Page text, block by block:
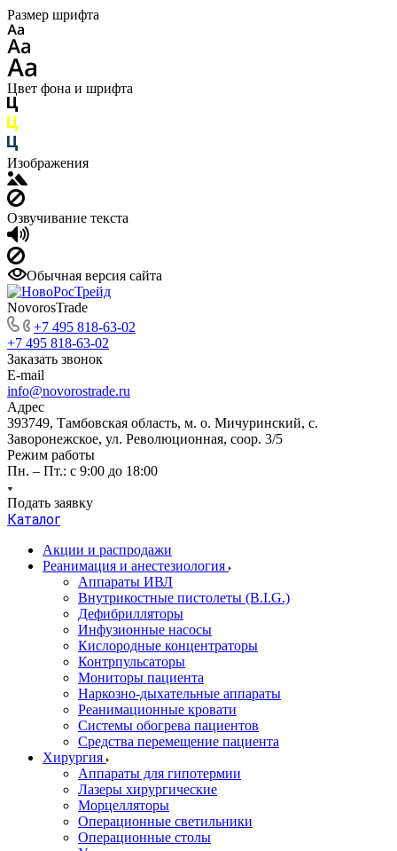
Размер шрифта
Цвет фона и шрифта
Изображения
Озвучивание текста
Обычная версия сайта
NovorosTrade
+7 495 818-63-02
+7 495 818-63-02
Заказать звонок
E-mail
info@novorostrade.ru
Адрес
393749, Тамбовская область, м. о. Мичуринский, с.
Заворонежское, ул. Революционная, соор. 3/5
Режим работы
Пн. – Пт.: с 9:00 до 18:00
Подать заявку
Каталог
Акции и распродажи
Реанимация и анестезиология
Аппараты ИВЛ
Внутрикостные пистолеты (B.I.G.)
Дефибрилляторы
Инфузионные насосы
Кислородные концентраторы
Контрпульсаторы
Мониторы пациента
Наркозно-дыхательные аппараты
Реанимационные кровати
Системы обогрева пациентов
Средства перемещение пациента
Хирургия
Аппараты для гипотермии
Лазеры хирургические
Морцелляторы
Операционные светильники
Операционные столы